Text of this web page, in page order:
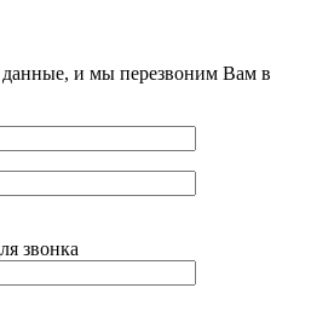
данные, и мы перезвоним Вам в
звонка